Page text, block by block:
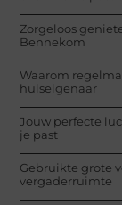
Zorgeloos
Bennekom
Waarom
huiseigenaar
Jouw perfecte
je past
Gebruikte grote
vergaderruimte